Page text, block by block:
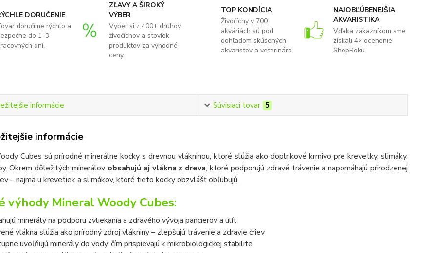
DORUČENIE
doručíme rýchlo a
do 1–3
dní.
ZĽAVY A ŠIROKÝ
VÝBER
Vyber si z 400+ druhov
živočíchov a stoviek
produktov za výhodné
ceny.
TOP KONDÍCIA
Živočíchy v 700
akváriách sú pod
dohľadom skúsených
akvaristov a veterinára.
NAJOBĽÚBENEJŠIA
AKVARISTIKA
Vďaka zákazníkom sme
získali 4× ocenenie
ShopRoku.
informácie Súvisiaci tovar 5
informácie
Cubes sú prírodné minerálne kocky s drevnou vlákninou, ktoré slúžia ako doplnkové krmivo pre krevetky, slimáky,
Okrem dôležitých minerálov obsahujú aj vlákna z dreva, ktoré podporujú zdravé trávenie a napomáhajú prirodzenej
– najmä u krevetiek a slimákov, ktoré tieto kocky obzvlášť obľubujú.
výhody Mineral Woody Cubes:
minerály na podporu zvliekania a zdravého vývoja pancierov a ulít
vlákna slúžia ako prírodný zdroj vlákniny – zlepšujú trávenie a zdravie čriev
uvoľňujú minerály do vody, čím prispievajú k mikrobiologickej stabilite